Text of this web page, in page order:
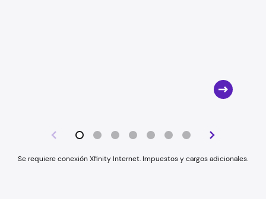
Se requiere conexión Xfinity Internet. Impuestos y cargos adicionales.